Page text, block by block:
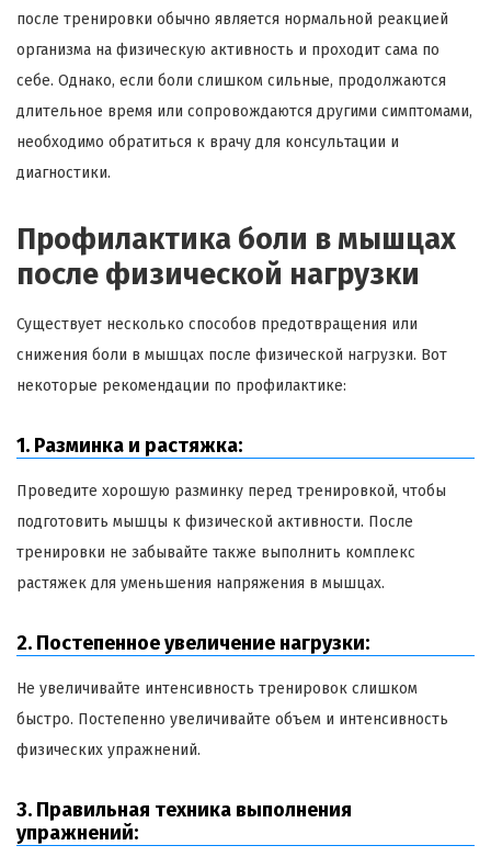
после тренировки обычно является нормальной реакцией
организма на физическую активность и проходит сама по
себе. Однако, если боли слишком сильные, продолжаются
длительное время или сопровождаются другими симптомами,
необходимо обратиться к врачу для консультации и
диагностики.
Профилактика боли в мышцах
после физической нагрузки
Существует несколько способов предотвращения или
снижения боли в мышцах после физической нагрузки. Вот
некоторые рекомендации по профилактике:
1. Разминка и растяжка:
Проведите хорошую разминку перед тренировкой, чтобы
подготовить мышцы к физической активности. После
тренировки не забывайте также выполнить комплекс
растяжек для уменьшения напряжения в мышцах.
2. Постепенное увеличение нагрузки:
Не увеличивайте интенсивность тренировок слишком
быстро. Постепенно увеличивайте объем и интенсивность
физических упражнений.
3. Правильная техника выполнения
упражнений: